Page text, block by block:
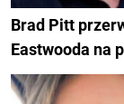
Brad Pitt
Eastwooda na